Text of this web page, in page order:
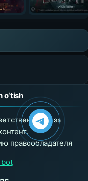
o‘tish
за
правообладателя.